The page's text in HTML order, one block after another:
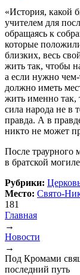
«История, какой
учителем для
обращаясь к
которые
близких, весь
жить так, чтобы
а если нужно
должно иметь
жить именно так,
сила народа не в
правда. А в
никто не может
После траурного
в братской
Рубрики:
Место: Свято-
181
Вы здесь
Главная
→
Новости
→
Под Кромами
последний путь